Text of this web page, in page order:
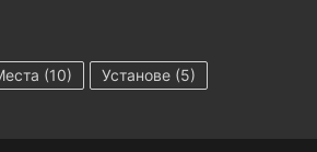
(10) Установе (5)